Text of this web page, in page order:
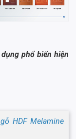
phổ biến hiện
HDF Melamine